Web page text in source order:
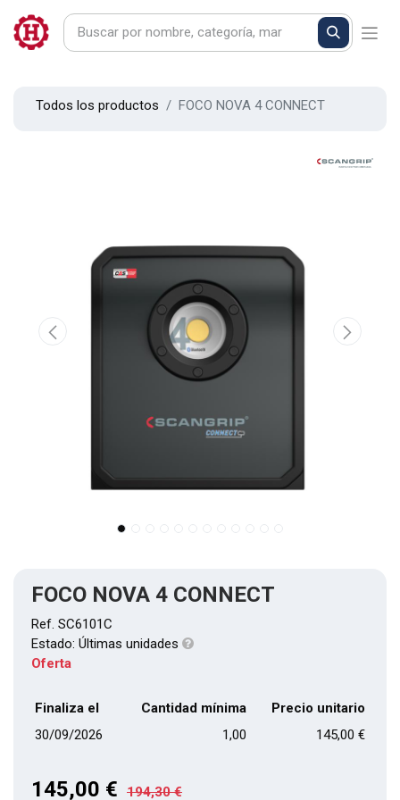
Todos los productos FOCO NOVA 4 CONNECT
FOCO NOVA 4 CONNECT
Ref. SC6101C
Estado: Últimas unidades
Oferta
Finaliza el Cantidad mínima
Precio unitario
30/09/2026
1,00 145,00 €
145,00 € 194,30€